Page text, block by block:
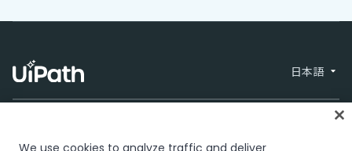
日本語
We use cookies to analyze traffic and deliver